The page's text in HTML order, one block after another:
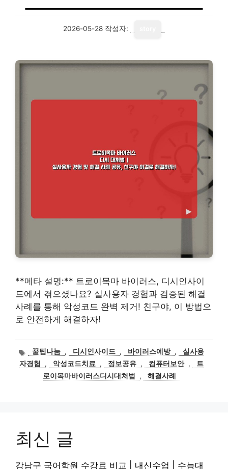
2026-05-28 작성자:
**메타 설명:** 트로이목마 바이러스, 디시인사이
드에서 겪으셨나요? 실사용자 경험과 검증된 해결
사례를 통해 악성코드 완벽 제거! 친구야, 이 방법으
로 안전하게 해결하자!
태
그
꿀팁나눔 , 디시인사이드 , 바이러스예방 ,
실사용
자경험
, 악성코드치료 , 정보공유 , 컴퓨터보안 ,
트
로이목마바이러스디시대처법
, 해결사례
최신 글
강남구 국어학원 수강료 비교 | 내신수업 | 수능대